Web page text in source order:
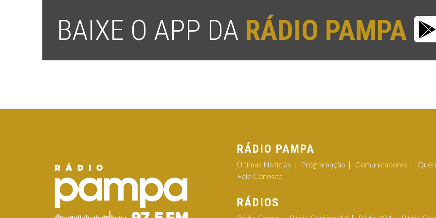
BAIXE O APP DA RÁDIO PAMPA
RÁDIO PAMPA
Últimas Notícias Programação Comunicadores
Fale Conosco
RÁDIOS